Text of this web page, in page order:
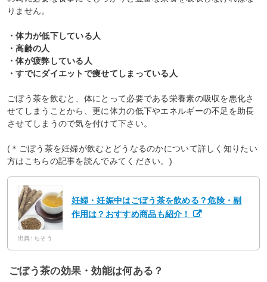
りません。
・体力が低下している人
・高齢の人
・体が疲弊している人
・すでにダイエットで痩せてしまっている人
ごぼう茶を飲むと、体にとって必要である栄養素の吸収を悪化さ
せてしまうことから、更に体力の低下やエネルギーの不足を助長
させてしまうので気を付けて下さい。
(＊ごぼう茶を妊婦が飲むとどうなるのかについて詳しく知りたい
方はこちらの記事を読んでみてください。)
妊婦・妊娠中はごぼう茶を飲める？危険・副
作用は？おすすめ商品も紹介！
出典: ちそう
ごぼう茶の効果・効能は何ある？